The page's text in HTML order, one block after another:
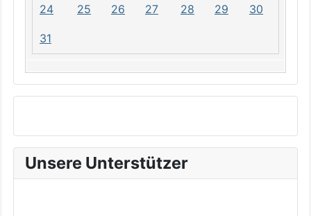
24 25 26 27 28 29 30
31
Unsere Unterstützer